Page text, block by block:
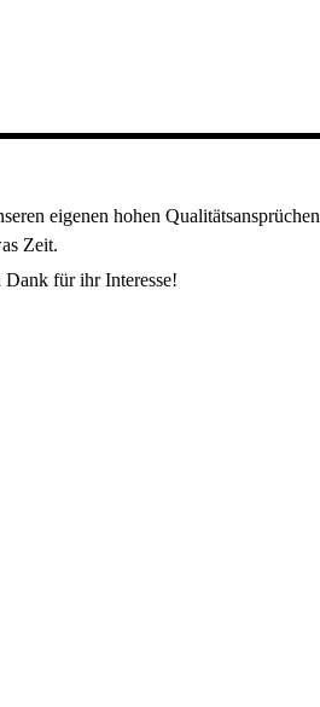
eigenen hohen Qualitätsansprüchen
Zeit.
Dank für ihr Interesse!